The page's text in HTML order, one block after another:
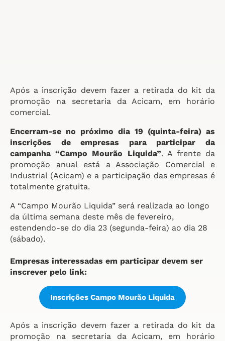
Após a inscrição devem fazer a retirada do kit da
promoção na secretaria da Acicam, em horário
comercial.
Encerram-se no próximo dia 19 (quinta-feira) as
inscrições de empresas para participar da
campanha “Campo Mourão Liquida”. A frente da
promoção anual está a Associação Comercial e
Industrial (Acicam) e a participação das empresas é
totalmente gratuita.
A “Campo Mourão Liquida” será realizada ao longo
da última semana deste mês de fevereiro,
estendendo-se do dia 23 (segunda-feira) ao dia 28
(sábado).
Empresas interessadas em participar devem ser
inscrever pelo link:
Inscrições Campo Mourão Liquida
Após a inscrição devem fazer a retirada do kit da
promoção na secretaria da Acicam, em horário